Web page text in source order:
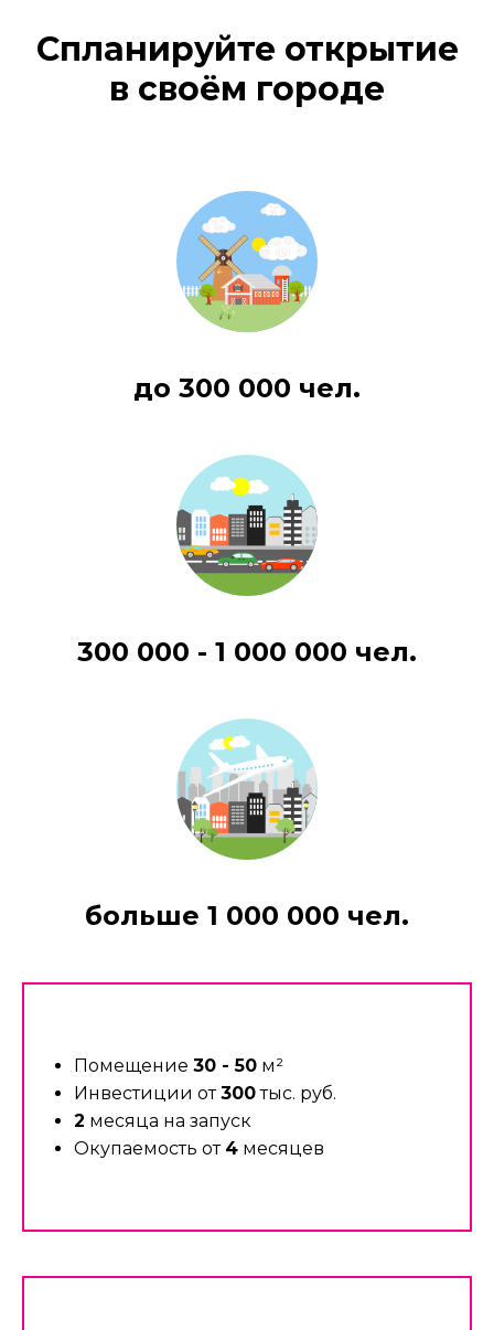
Спланируйте открытие
в своём городе
до 300 000 чел.
300 000 - 1 000 000 чел.
больше 1 000 000 чел.
Помещение 30 - 50 м²
Инвестиции от300тыс. руб.
2 месяца на запуск
Окупаемость от 4 месяцев